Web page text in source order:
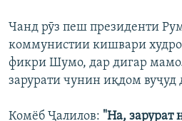
Чанд рӯз пеш президенти
коммунистии кишвари
фикри Шумо, дар дигар
зарурати чунин иқдом вуҷуд
Комёб Ҷалилов: "На, зарурат